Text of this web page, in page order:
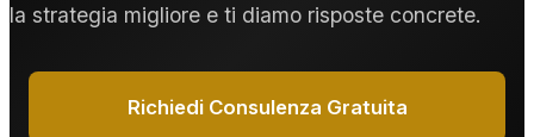
alla rete operativa nazionale EUROPOL®.
la strategia migliore e ti diamo risposte concrete.
Richiedi Consulenza Gratuita